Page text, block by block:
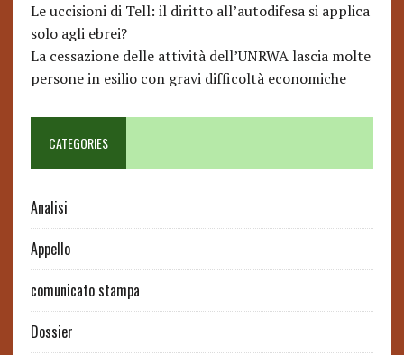
Le uccisioni di Tell: il diritto all’autodifesa si applica
solo agli ebrei?
La cessazione delle attività dell’UNRWA lascia molte
persone in esilio con gravi difficoltà economiche
CATEGORIES
Analisi
Appello
comunicato stampa
Dossier